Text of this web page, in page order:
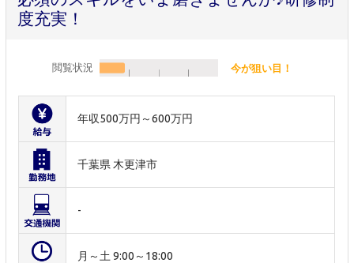
度充実！
閲覧状況 今が狙い目！
年収500万円～600万円
千葉県 木更津市
-
月～土 9:00～18:00